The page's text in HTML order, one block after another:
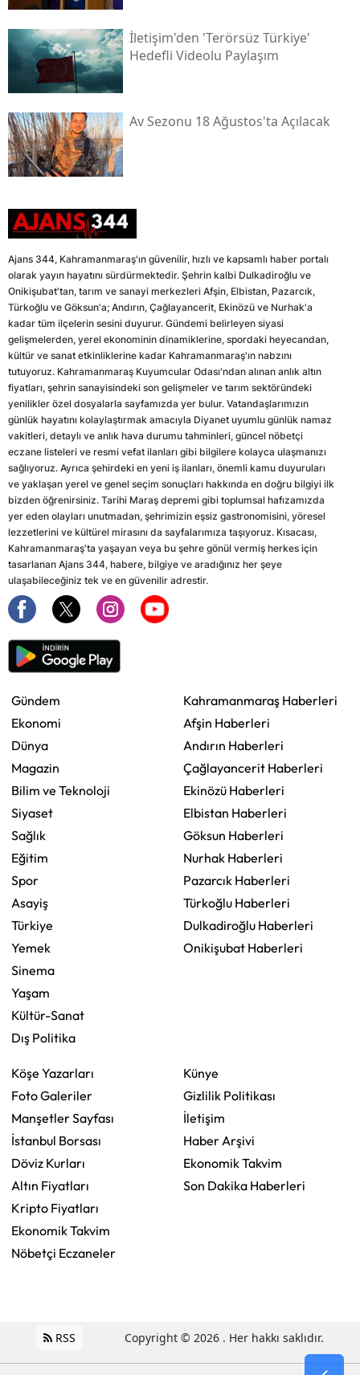
İletişim'den 'terörsüz Türkiye'
Hedefli Videolu Paylaşım
Av Sezonu 18 Ağustos'ta Açılacak
Ajans 344, Kahramanmaraş'ın güvenilir, hızlı ve kapsamlı haber portalı
olarak yayın hayatını sürdürmektedir. Şehrin kalbi Dulkadiroğlu ve
Onikişubat'tan, tarım ve sanayi merkezleri Afşin, Elbistan, Pazarcık,
Türkoğlu ve Göksun'a; Andırın, Çağlayancerit, Ekinözü ve Nurhak'a
kadar tüm ilçelerin sesini duyurur. Gündemi belirleyen siyasi
gelişmelerden, yerel ekonominin dinamiklerine, spordaki heyecandan,
kültür ve sanat etkinliklerine kadar Kahramanmaraş'ın nabzını
tutuyoruz. Kahramanmaraş Kuyumcular Odası'ndan alınan anlık altın
fiyatları, şehrin sanayisindeki son gelişmeler ve tarım sektöründeki
yenilikler özel dosyalarla sayfamızda yer bulur. Vatandaşlarımızın
günlük hayatını kolaylaştırmak amacıyla Diyanet uyumlu günlük namaz
vakitleri, detaylı ve anlık hava durumu tahminleri, güncel nöbetçi
eczane listeleri ve resmi vefat ilanları gibi bilgilere kolayca ulaşmanızı
sağlıyoruz. Ayrıca şehirdeki en yeni iş ilanları, önemli kamu duyuruları
ve yaklaşan yerel ve genel seçim sonuçları hakkında en doğru bilgiyi ilk
bizden öğrenirsiniz. Tarihi Maraş depremi gibi toplumsal hafızamızda
yer eden olayları unutmadan, şehrimizin eşsiz gastronomisini, yöresel
lezzetlerini ve kültürel mirasını da sayfalarımıza taşıyoruz. Kısacası,
Kahramanmaraş'ta yaşayan veya bu şehre gönül vermiş herkes için
tasarlanan Ajans 344, habere, bilgiye ve aradığınız her şeye
ulaşabileceğiniz tek ve en güvenilir adrestir.
Gündem
Ekonomi
Dünya
Magazin
Bilim ve Teknoloji
Siyaset
Sağlık
Eğitim
Spor
Asayiş
Türkiye
Yemek
Sinema
Yaşam
Kültür-Sanat
Dış Politika
Kahramanmaraş Haberleri
Afşin Haberleri
Andırın Haberleri
Çağlayancerit Haberleri
Ekinözü Haberleri
Elbistan Haberleri
Göksun Haberleri
Nurhak Haberleri
Pazarcık Haberleri
Türkoğlu Haberleri
Dulkadiroğlu Haberleri
Onikişubat Haberleri
Köşe Yazarları
Foto Galeriler
Manşetler Sayfası
İstanbul Borsası
Döviz Kurları
Altın Fiyatları
Kripto Fiyatları
Ekonomik Takvim
Nöbetçi Eczaneler
Künye
Gizlilik Politikası
İletişim
Haber Arşivi
Ekonomik Takvim
Son Dakika Haberleri
RSS Copyright © 2026 . Her hakkı saklıdır.